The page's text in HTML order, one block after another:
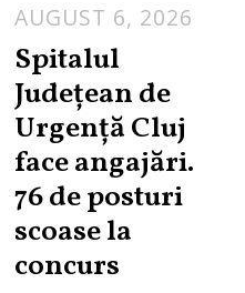
AUGUST 6, 2026
Spitalul
Județean de
Urgență Cluj
face angajări.
76 de posturi
scoase la
concurs